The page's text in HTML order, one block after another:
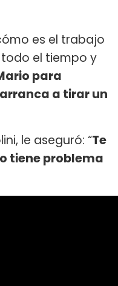
es el trabajo
todo el tiempo y
para
a tirar un
le aseguró: “Te
tiene problema